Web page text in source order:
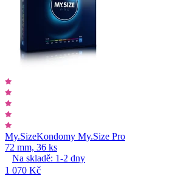
My.SizeKondomy My.Size Pro
72 mm, 36 ks
Na skladě: 1-2 dny
1 070 Kč